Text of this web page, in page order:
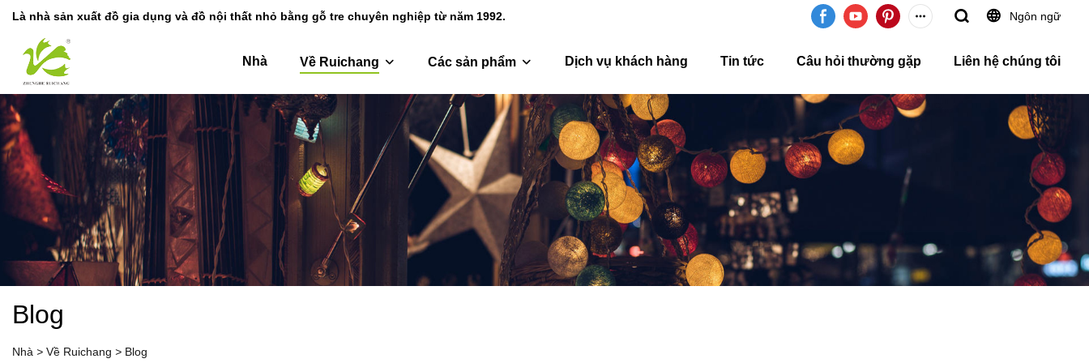
Là nhà sản xuất đồ gia dụng và đồ nội thất nhỏ bằng gỗ tre chuyên nghiệp từ năm 1992. Ngôn ngữ
Nhà Về Ruichang Các sản phẩm Dịch vụ khách hàng Tin tức Câu hỏi thường gặp Liên hệ chúng tôi
Blog
Nhà > Về Ruichang > Blog